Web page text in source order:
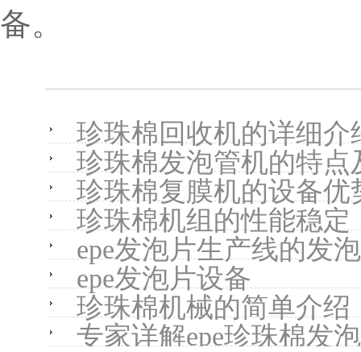
备。
珍珠棉回收机的详细介
珍珠棉发泡管机的特点
珍珠棉复膜机的设备优
珍珠棉机组的性能稳定
epe发泡片生产线的发
epe发泡片设备
珍珠棉机械的简单介绍
专家详解epe珍珠棉发